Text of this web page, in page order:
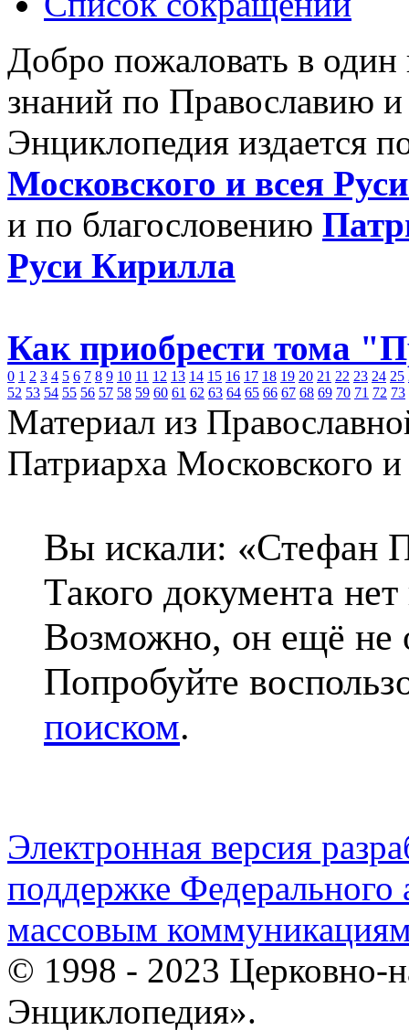
Добро пожаловать в
знаний по Православию
Энциклопедия издается
Московского и всея
и по благословению
Руси Кирилла
Как приобрести тома
0 1 2 3 4 5 6 7 8 9 10 11 12 13 14 15 16 17 18 19 20 21 22 23 24 25
52 53 54 55 56 57 58 59 60 61 62 63 64 65 66 67 68 69 70 71 72 73
Материал из
Патриарха Московского
Вы искали: «Стефан
Такого документа
Возможно, он ещё не
Попробуйте
поиском.
Электронная версия
поддержке Федерального
массовым
© 1998 - 2023 Церковно-
Энциклопедия».